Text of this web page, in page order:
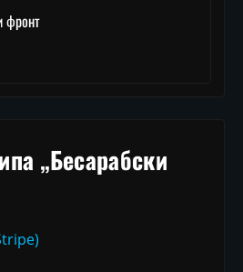
фронт
„Бесарабски